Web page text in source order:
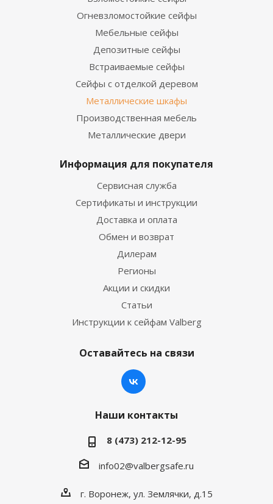
Огневзломостойкие сейфы
Мебельные сейфы
Депозитные сейфы
Встраиваемые сейфы
Сейфы с отделкой деревом
Металлические шкафы
Производственная мебель
Металлические двери
Информация для покупателя
Сервисная служба
Сертификаты и инструкции
Доставка и оплата
Обмен и возврат
Дилерам
Регионы
Акции и скидки
Статьи
Инструкции к сейфам Valberg
Оставайтесь на связи
Наши контакты
8 (473) 212-12-95
info02@valbergsafe.ru
г. Воронеж, ул. Землячки, д.15